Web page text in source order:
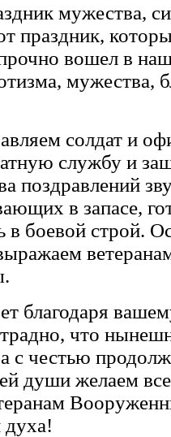
мужества,
праздник,
вошел в
мужества,
солдат и
службу и
поздравлений
в запасе,
в боевой строй.
благодаря
что
с честью
души желаем
духа!